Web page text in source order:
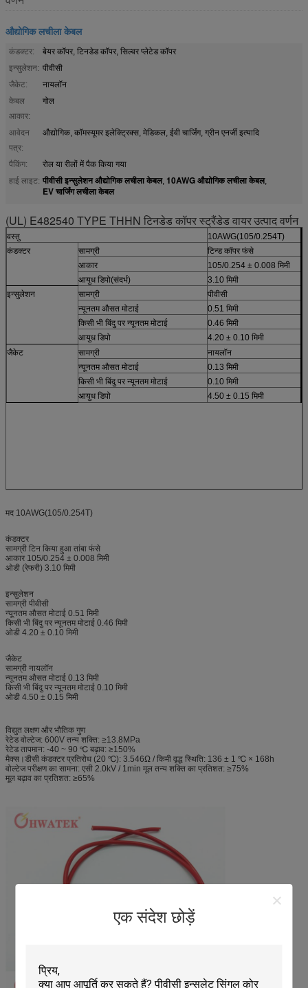
एक संदेश छोड़ें
औद्योगिक लचीला केबल
कंडक्टर:
बेयर कॉपर, टिनडेड कॉपर, सिल्वर प्लेटेड कॉपर
इन्सुलेशन: पीवीसी
जैकेट:
नायलॉन
केबल
आकार:
गोल
आवेदन
पत्र:
औद्योगिक, कॉमस्यूमर इलेक्ट्रिक्स, मेडिकल, ईवी चार्जिंग, ग्रीन एनर्जी इत्यादि
पैकिंग:
रोल या रीलों में पैक किया गया
हाई लाइट: पीवीसी इन्सुलेशन औद्योगिक लचीला केबल, 10AWG औद्योगिक लचीला केबल,
EV चार्जिंग लचीला केबल
(UL) E482540 TYPE THHN टिनडेड कॉपर स्ट्रैंडेड वायरउत्पाद वर्णन
वस्तु
10AWG(105/0.254T)
कंडक्टर
सामग्री
टिन्ड कॉपर फंसे
आकार
105/0.254 ± 0.008 मिमी
आयुध डिपो(संदर्भ)
3.10 मिमी
इन्सुलेशन
सामग्री
पीवीसी
न्यूनतम औसत मोटाई
0.51 मिमी
किसी भी बिंदु पर न्यूनतम मोटाई
0.46 मिमी
आयुध डिपो
4.20 ± 0.10 मिमी
जैकेट
सामग्री
नायलॉन
न्यूनतम औसत मोटाई
0.13 मिमी
किसी भी बिंदु पर न्यूनतम मोटाई
0.10 मिमी
आयुध डिपो
4.50 ± 0.15 मिमी
मद 10AWG(105/0.254T)
कंडक्टर
सामग्री टिन किया हुआ तांबा फंसे
आकार 105/0.254 ± 0.008 मिमी
ओडी (रेफरी) 3.10 मिमी
इन्सुलेशन
सामग्री पीवीसी
न्यूनतम औसत मोटाई 0.51 मिमी
किसी भी बिंदु पर न्यूनतम मोटाई 0.46 मिमी
ओडी 4.20 ± 0.10 मिमी
जैकेट
सामग्री नायलॉन
न्यूनतम औसत मोटाई 0.13 मिमी
किसी भी बिंदु पर न्यूनतम मोटाई 0.10 मिमी
ओडी 4.50 ± 0.15 मिमी
विद्युत लक्षण और भौतिक गुण
रेटेड वोल्टेज: 600V तन्य शक्ति: ≥13.8MPa
रेटेड तापमान: -40 ~ 90 ℃ बढ़ाव: ≥150%
मैक्स।डीसी कंडक्टर प्रतिरोध (20 ℃): 3.546Ω / किमी वृद्ध स्थिति: 136 ± 1 ℃ × 168h
वोल्टेज परीक्षण का सामना: एसी 2.0kV / 1min मूल तन्य शक्ति का प्रतिशत: ≥75%
मूल बढ़ाव का प्रतिशत: ≥65%